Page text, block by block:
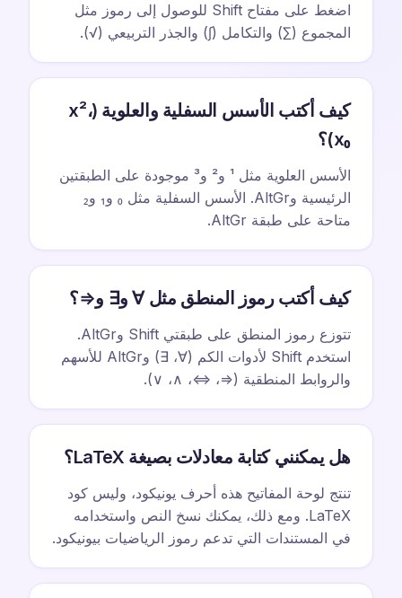
اضغط على مفتاح Shift للوصول إلى رموز مثل
المجموع (∑) والتكامل (∫) والجذر التربيعي (√).
كيف أكتب الأسس السفلية والعلوية (x²،
x₀)؟
الأسس العلوية مثل ¹ و² و³ موجودة على الطبقتين
الرئيسية وAltGr. الأسس السفلية مثل ₀ و₁ و₂
متاحة على طبقة AltGr.
كيف أكتب رموز المنطق مثل ∀ و∃ و⇒؟
تتوزع رموز المنطق على طبقتي Shift وAltGr.
استخدم Shift لأدوات الكم (∀، ∃) وAltGr للأسهم
والروابط المنطقية (⇒، ⇔، ∧، ∨).
هل يمكنني كتابة معادلات بصيغة LaTeX؟
تنتج لوحة المفاتيح هذه أحرف يونيكود، وليس كود
LaTeX. ومع ذلك، يمكنك نسخ النص واستخدامه
في المستندات التي تدعم رموز الرياضيات بيونيكود.